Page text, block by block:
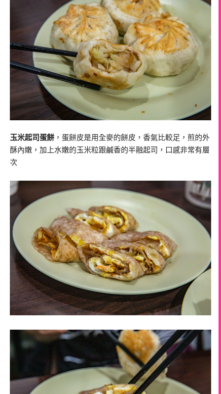
玉米起司蛋餅 ，蛋餅皮是用全麥的餅皮，香氣比較足，煎的外
酥內嫩，加上水嫩的玉米粒跟鹹香的半融起司，口感非常有層
次